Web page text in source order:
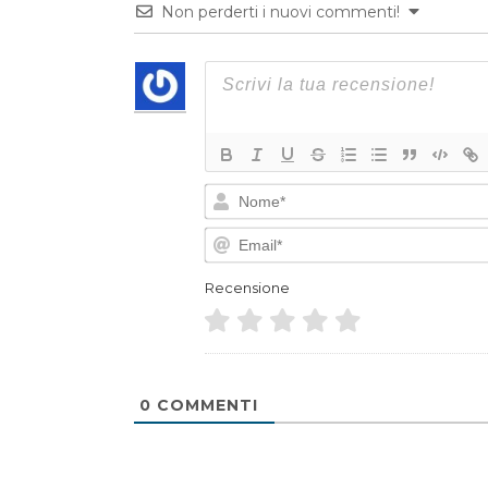
Non perderti i nuovi commenti!
Recensione
0 COMMENTI